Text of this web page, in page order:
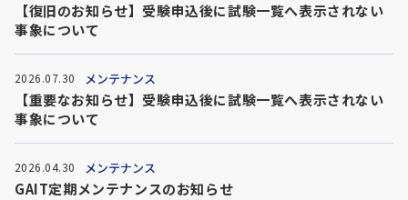
【復旧のお知らせ】受験申込後に試験一覧へ表示されない
事象について
2026.07.30 メンテナンス
【重要なお知らせ】受験申込後に試験一覧へ表示されない
事象について
2026.04.30 メンテナンス
GAIT定期メンテナンスのお知らせ